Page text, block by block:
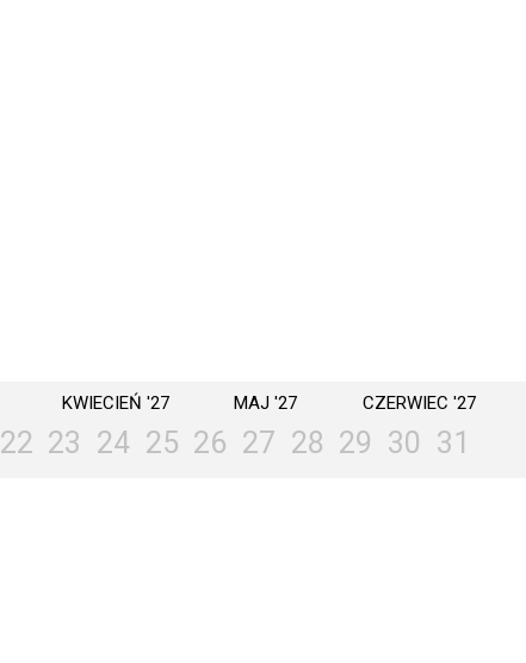
KWIECIEŃ '27 MAJ '27 CZERWIEC '27
22 23 24 25 26 27 28 29 30 31